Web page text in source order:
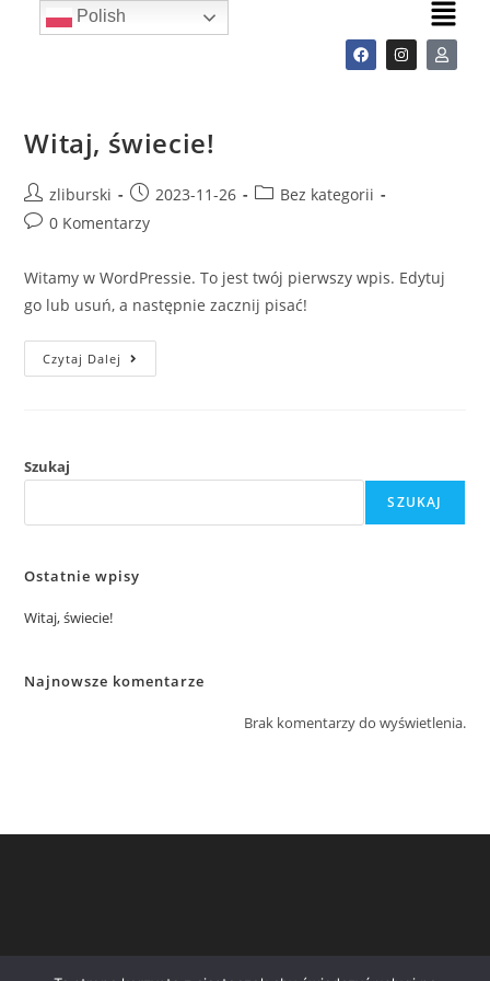
Witaj, świecie!
zliburski 2023-11-26
Bez kategorii
0 Komentarzy
Witamy w WordPressie. To jest twój pierwszy wpis. Edytuj
go lub usuń, a następnie zacznij pisać!
Czytaj Dalej
Szukaj
SZUKAJ
Ostatnie wpisy
Witaj, świecie!
Najnowsze komentarze
Brak komentarzy do wyświetlenia.
Polish